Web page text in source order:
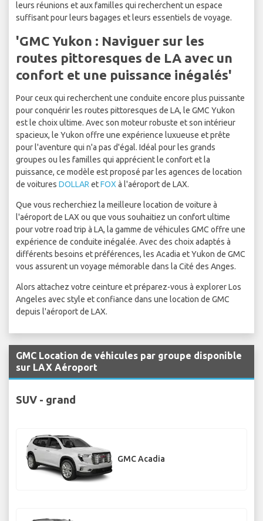
leurs réunions et aux familles qui recherchent un espace
suffisant pour leurs bagages et leurs essentiels de voyage.
'GMC Yukon : Naviguer sur les
routes pittoresques de LA avec un
confort et une puissance inégalés'
Pour ceux qui recherchent une conduite encore plus puissante
pour conquérir les routes pittoresques de LA, le GMC Yukon
est le choix ultime. Avec son moteur robuste et son intérieur
spacieux, le Yukon offre une expérience luxueuse et prête
pour l'aventure qui n'a pas d'égal. Idéal pour les grands
groupes ou les familles qui apprécient le confort et la
puissance, ce modèle est proposé par les agences de location
de voitures DOLLAR etFOX à l'aéroport de LAX.
Que vous recherchiez la meilleure location de voiture à
l'aéroport de LAX ou que vous souhaitiez un confort ultime
pour votre road trip à LA, la gamme de véhicules GMC offre une
expérience de conduite inégalée. Avec des choix adaptés à
différents besoins et préférences, les Acadia et Yukon de GMC
vous assurent un voyage mémorable dans la Cité des Anges.
Alors attachez votre ceinture et préparez-vous à explorer Los
Angeles avec style et confiance dans une location de GMC
depuis l'aéroport de LAX.
GMC Location de véhicules par groupe disponible
sur LAX Aéroport
SUV - grand
GMC Acadia